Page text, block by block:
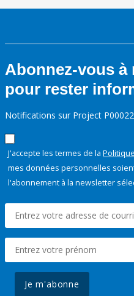
Abonnez-vous à
pour rester
Notifications sur Project
J'accepte les termes de la
mes données personnelles
l'abonnement à la newsletter
Je m'abonne